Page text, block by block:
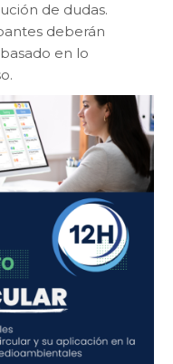
de dudas.
deberán
en lo